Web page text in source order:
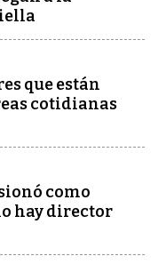
que están
cotidianas
como
hay director